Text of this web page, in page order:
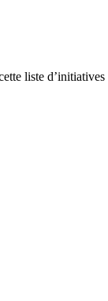
liste